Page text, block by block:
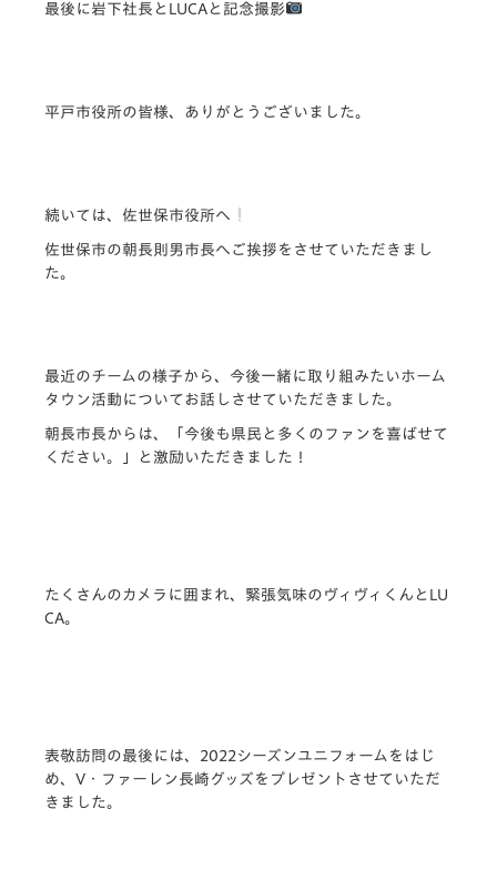
最後に岩下社長とLUCAと記念撮影
平戸市役所の皆様、ありがとうございました。
続いては、佐世保市役所へ
佐世保市の朝長則男市長へご挨拶をさせていただきまし
た。
最近のチームの様子から、今後一緒に取り組みたいホーム
タウン活動についてお話しさせていただきました。
朝長市長からは、「今後も県民と多くのファンを喜ばせて
ください。」と激励いただきました！
たくさんのカメラに囲まれ、緊張気味のヴィヴィくんとLU
CA。
表敬訪問の最後には、2022シーズンユニフォームをはじ
め、V・ファーレン長崎グッズをプレゼントさせていただ
きました。